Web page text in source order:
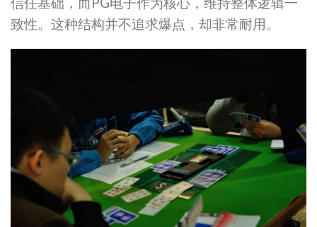
致性。这种结构并不追求爆点，却非常耐用。